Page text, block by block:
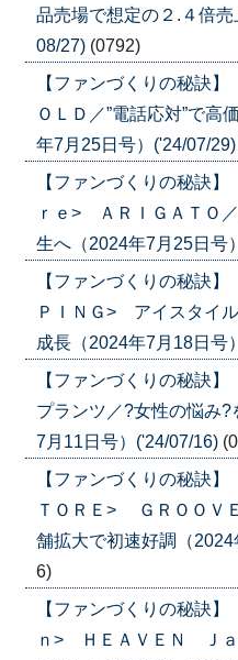
品売場で想定の２.４倍
08/27) (0792)
【ファンづくりの秘訣
ＯＬＤ／”電話応対”で高
年7月25日号）('24/07/29)
【ファンづくりの秘訣
ｒｅ> ＡＲＩＧＡＴＯ
生へ（2024年7月25日号
【ファンづくりの秘訣
ＰＩＮＧ> アイスタイ
成長（2024年7月18日号
【ファンづくりの秘訣
プランツ／?女性の悩み
7月11日号）('24/07/16)
【ファンづくりの秘
ＴＯＲＥ> ＧＲＯＯＶ
舗拡大で初速好調（
6)
【ファンづくりの秘訣
ｎ> ＨＥＡＶＥＮ Ｊａ